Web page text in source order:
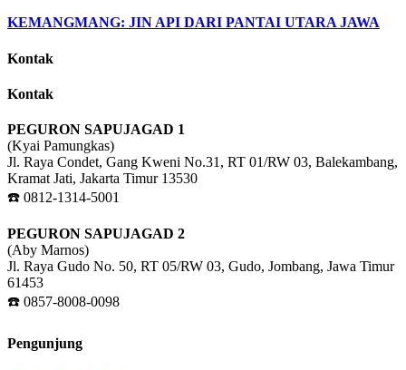
KEMANGMANG: JIN API DARI PANTAI UTARA JAWA
Kontak
Kontak
PEGURON SAPUJAGAD 1
(Kyai Pamungkas)
Jl. Raya Condet, Gang Kweni No.31, RT 01/RW 03, Balekambang,
Kramat Jati, Jakarta Timur 13530
☎️ 0812-1314-5001
PEGURON SAPUJAGAD 2
(Aby Marnos)
Jl. Raya Gudo No. 50, RT 05/RW 03, Gudo, Jombang, Jawa Timur
61453
☎️ 0857-8008-0098
Pengunjung